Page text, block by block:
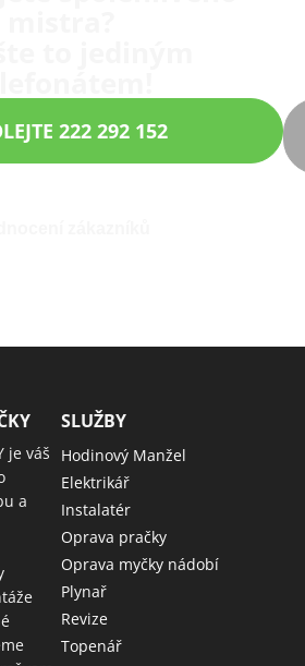
222 292 152
je váš
a
SLUŽBY
Hodinový Manžel
Elektrikář
Instalatér
Oprava pračky
Oprava myčky nádobí
Plynař
Revize
Topenář